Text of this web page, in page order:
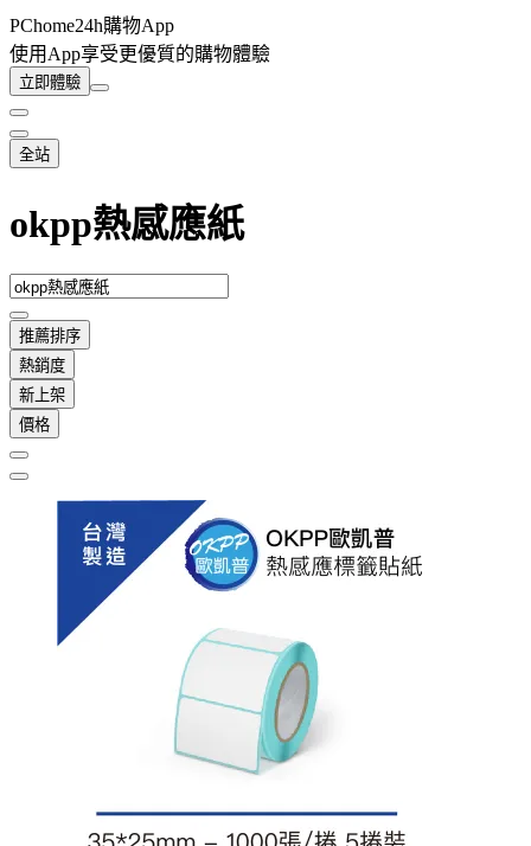
PChome24h購物App
使用App享受更優質的購物體驗
立即體驗
全站
okpp熱感應紙
推薦排序
熱銷度
新上架
價格